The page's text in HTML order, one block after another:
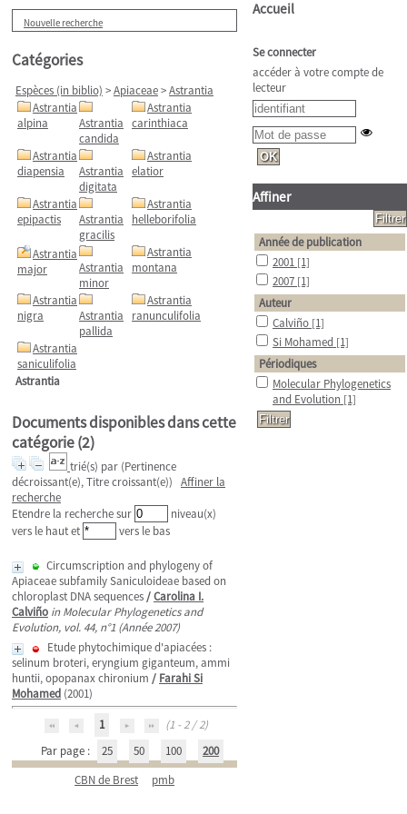
Nouvelle recherche
Catégories
Espèces (in biblio) >Apiaceae>Astrantia
Astrantia
alpina
Astrantia
candida
Astrantia
carinthiaca
Astrantia
diapensia
Astrantia
digitata
Astrantia
elatior
Astrantia
epipactis
Astrantia
gracilis
Astrantia
helleborifolia
Astrantia
major
Astrantia
minor
Astrantia
montana
Astrantia
nigra
Astrantia
pallida
Astrantia
ranunculifolia
Astrantia
saniculifolia
Astrantia
Documents disponibles dans cette
catégorie (2)
trié(s) par (Pertinence
décroissant(e), Titre croissant(e)) Affiner la
recherche
Etendre la recherche sur
niveau(x)
vers le haut et
vers le bas
Circumscription and phylogeny of
Apiaceae subfamily Saniculoideae based on
chloroplast DNA sequences/Carolina I.
Calviño in Molecular Phylogenetics and
Evolution, vol. 44, n°1 (Année 2007)
Etude phytochimique d'apiacées :
selinum broteri, eryngium giganteum, ammi
huntii, opopanax chironium / Farahi Si
Mohamed (2001)
1
(1 - 2 / 2)
Par page :
25 50 100
200
CBN de Brest
pmb
Accueil
Se connecter
accéder à votre compte de
lecteur
Affiner
Année de publication
2001 [1]
2007 [1]
Auteur
Calviño [1]
Si Mohamed [1]
Périodiques
Molecular Phylogenetics
and Evolution [1]